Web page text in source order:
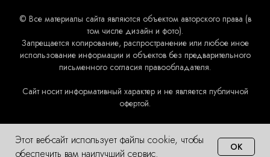
© Все материалы сайта являются объектом авторского права (в
том числе дизайн и фото).
Запрещается копирование, распространение или любое иное
использование информации и объектов без предварительного
письменного согласия правообладателя.
Сайт носит информативный характер и не является публичной
офертой.
Этот веб-сайт использует файлы cookie, чтобы
обеспечить вам наилучший сервис.
OK